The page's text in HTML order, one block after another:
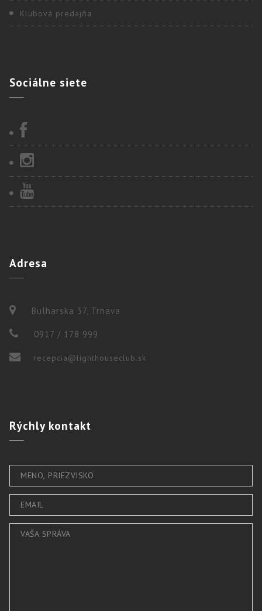
Klubová predajňa
Sociálne siete
Adresa
Bulharska 37, Trnava
0917 / 178 999
recepcia@lighthouseclub.sk
Rýchlykontakt